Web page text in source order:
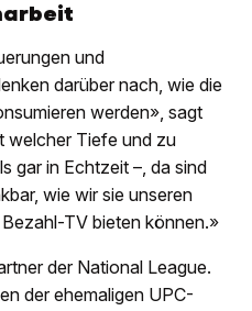
und
darüber nach, wie die
werden», sagt
welcher Tiefe und zu
gar in Echtzeit –, da sind
wie wir sie unseren
TV bieten können.»
der National League.
der ehemaligen UPC-